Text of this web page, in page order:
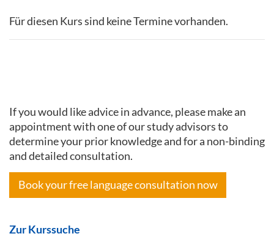
Für diesen Kurs sind keine Termine vorhanden.
If you would like advice in advance, please make an
appointment with one of our study advisors to
determine your prior knowledge and for a non-binding
and detailed consultation.
Book your free language consultation now
Zur Kurssuche